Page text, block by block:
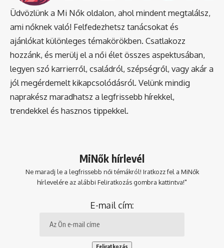
Üdvözlünk a Mi Nők oldalon, ahol mindent megtalálsz,
ami nőknek való! Felfedezhetsz tanácsokat és
ajánlókat különleges témakörökben. Csatlakozz
hozzánk, és merülj el a női élet összes aspektusában,
legyen szó karrierről, családról, szépségről, vagy akár a
jól megérdemelt kikapcsolódásról. Velünk mindig
naprakész maradhatsz a legfrissebb hírekkel,
trendekkel és hasznos tippekkel.
MiNők hírlevél
Ne maradj le a legfrissebb női témákról! Iratkozz fel a MiNők
hírlevelére az alábbi Feliratkozás gombra kattintva!"
E-mail cím: